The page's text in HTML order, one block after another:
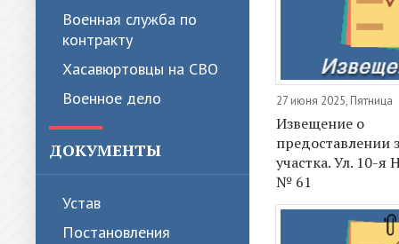
Военная служба по
контракту
Хасавюртовцы на СВО
Военное дело
ДОКУМЕНТЫ
Устав
Постановления
27 июня 2025, Пятница
Извещение о
предоставлении
участка. Ул. 10-я
№ 61